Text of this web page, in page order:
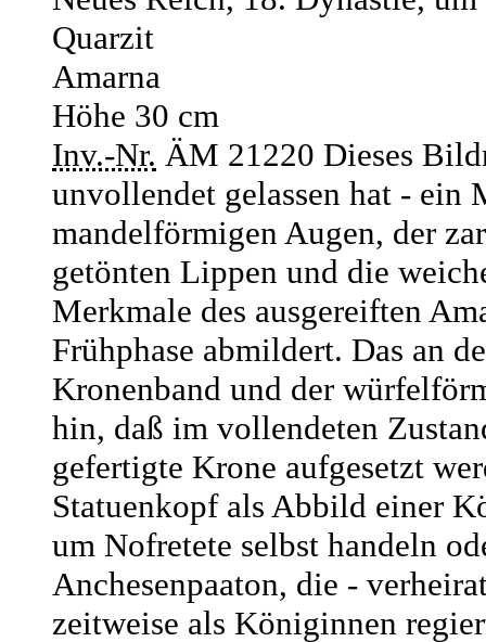
Quarzit
Amarna
Höhe 30 cm
Inv.-Nr. ÄM 21220 Dieses
unvollendet gelassen hat - ein
mandelförmigen Augen, der
getönten Lippen und die
Merkmale des ausgereiften
Frühphase abmildert. Das an
Kronenband und der
hin, daß im vollendeten
gefertigte Krone aufgesetzt
Statuenkopf als Abbild einer
um Nofretete selbst handeln
Anchesenpaaton, die -
zeitweise als Königinnen